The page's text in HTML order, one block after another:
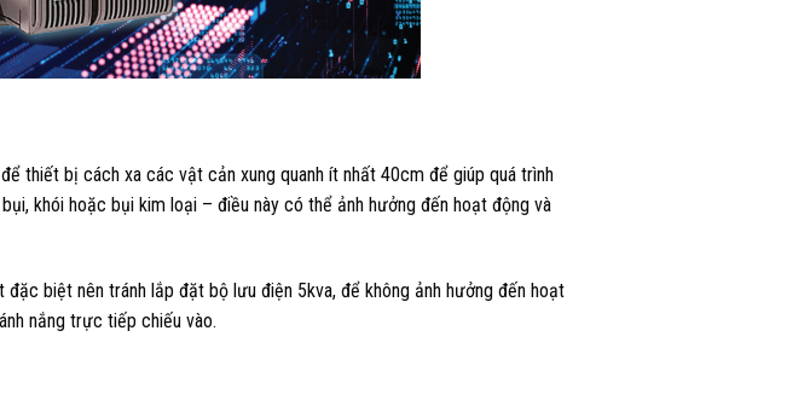
thiết bị cách xa các vật cản xung quanh ít nhất 40cm để giúp quá trình
khói hoặc bụi kim loại – điều này có thể ảnh hưởng đến hoạt động và
biệt nên tránh lắp đặt bộ lưu điện 5kva, để không ảnh hưởng đến hoạt
nắng trực tiếp chiếu vào.